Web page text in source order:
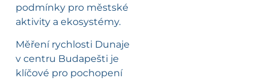
podmínky pro městské
aktivity a ekosystémy.
Měření rychlosti Dunaje
v centru Budapešti je
klíčové pro pochopení